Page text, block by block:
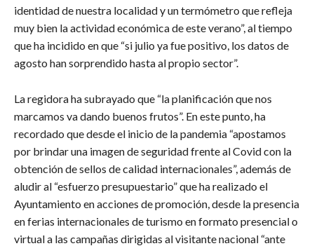
identidad de nuestra localidad y un termómetro que refleja
muy bien la actividad económica de este verano”, al tiempo
que ha incidido en que “si julio ya fue positivo, los datos de
agosto han sorprendido hasta al propio sector”.
La regidora ha subrayado que “la planificación que nos
marcamos va dando buenos frutos”. En este punto, ha
recordado que desde el inicio de la pandemia “apostamos
por brindar una imagen de seguridad frente al Covid con la
obtención de sellos de calidad internacionales”, además de
aludir al “esfuerzo presupuestario” que ha realizado el
Ayuntamiento en acciones de promoción, desde la presencia
en ferias internacionales de turismo en formato presencial o
virtual a las campañas dirigidas al visitante nacional “ante